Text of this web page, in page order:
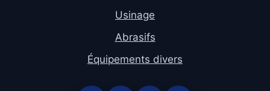
Usinage
Abrasifs
Équipements divers